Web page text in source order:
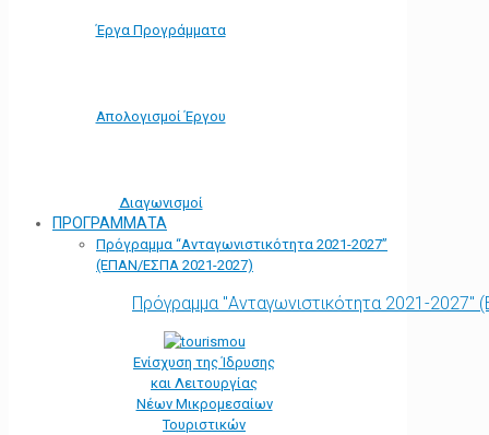
Έργα Προγράμματα
Απολογισμοί Έργου
Διαγωνισμοί
ΠΡΟΓΡΑΜΜΑΤΑ
Πρόγραμμα “Ανταγωνιστικότητα 2021-2027”
(ΕΠΑΝ/ΕΣΠΑ 2021-2027)
Πρόγραμμα "Ανταγωνιστικότητα 2021-
Ενίσχυση της Ίδρυσης
και Λειτουργίας
Νέων Μικρομεσαίων
Τουριστικών